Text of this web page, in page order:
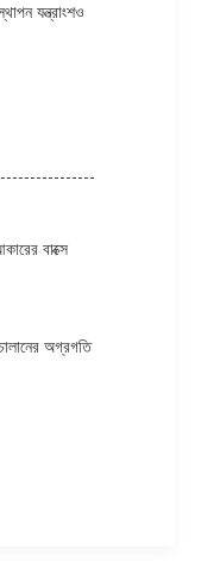
যন্ত্রাংশও
বাক্সে
অগ্রগতি